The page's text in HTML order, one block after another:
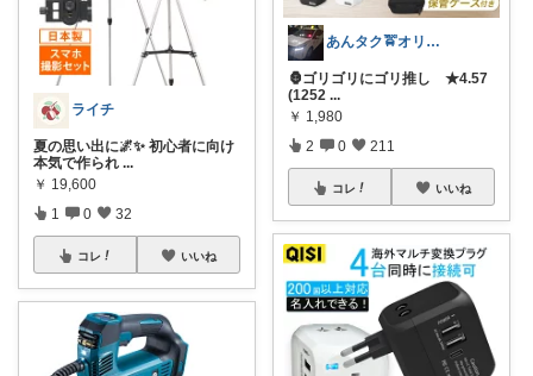
ライチ
夏の思い出に🌌✨ 初心者に向け
本気で作られ ...
￥ 19,600
1 0 32
コレ いいね
あんタク🚖オリ写卒業🥸C✋
🦍ゴリゴリにゴリ推し ★4.57
(1252 ...
￥ 1,980
2 0 211
コレ いいね